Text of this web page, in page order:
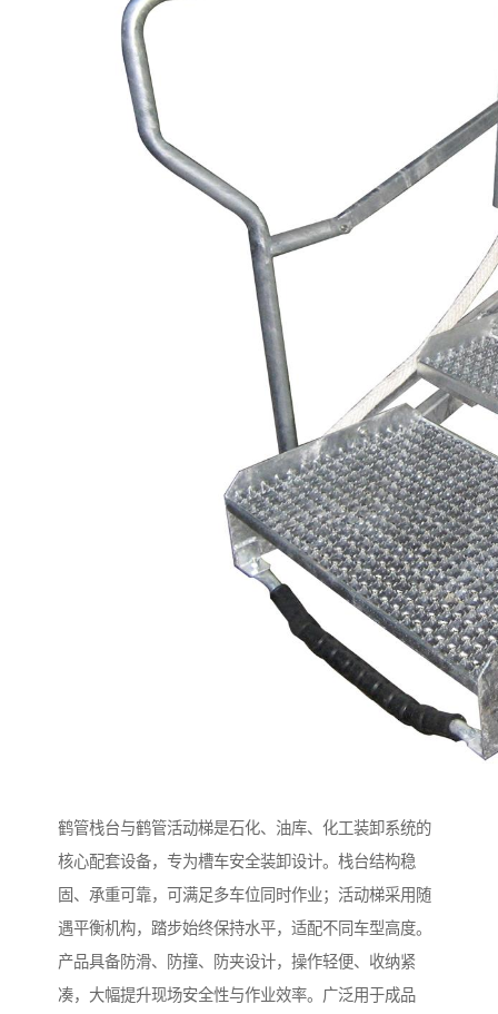
鹤管栈台与鹤管活动梯是石化、油库、化工装卸系统的
核心配套设备，专为槽车安全装卸设计。栈台结构稳
固、承重可靠，可满足多车位同时作业；活动梯采用随
遇平衡机构，踏步始终保持水平，适配不同车型高度。
产品具备防滑、防撞、防夹设计，操作轻便、收纳紧
凑，大幅提升现场安全性与作业效率。广泛用于成品